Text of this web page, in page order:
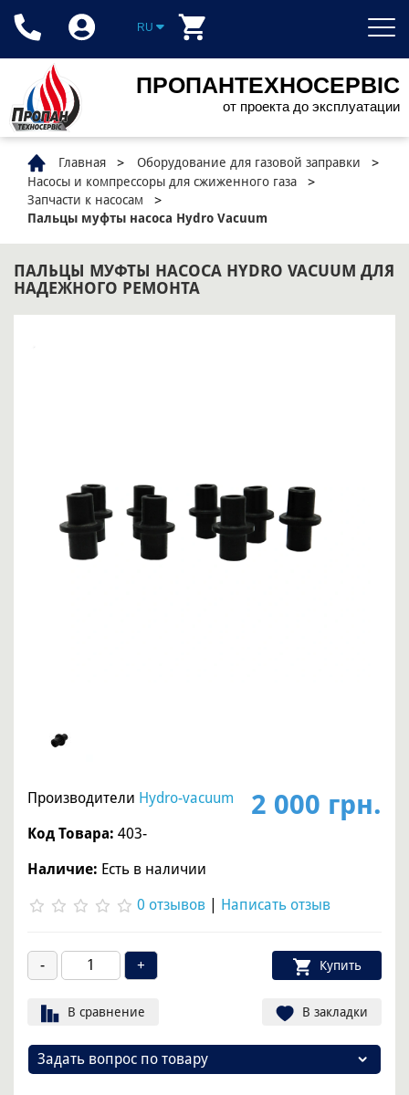
ПРОПАНТЕХНОСЕРВІС
от проекта до эксплуатации
RU
Главная
Оборудование для газовой заправки
Насосы и компрессоры для сжиженного газа
Запчасти к насосам
Пальцы муфты насоса Hydro Vacuum
ПАЛЬЦЫ МУФТЫ НАСОСА HYDRO VACUUM ДЛЯ
НАДЕЖНОГО РЕМОНТА
2 000 грн.
Производители Hydro-vacuum
Код Товара: 403-
Наличие: Есть в наличии
0 отзывов Написать отзыв
Купить
В сравнение В закладки
Задать вопрос по товару